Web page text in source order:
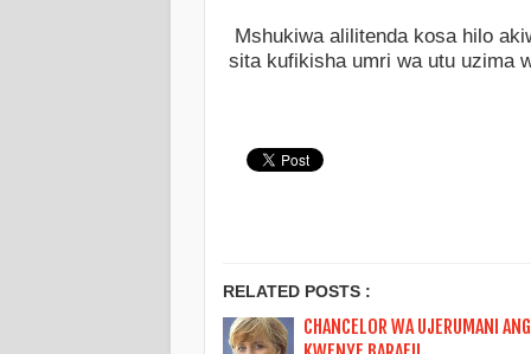
Mshukiwa alilitenda kosa hilo
sita kufikisha umri wa utu uzima
RELATED POSTS :
CHANCELOR WA UJERUMANI